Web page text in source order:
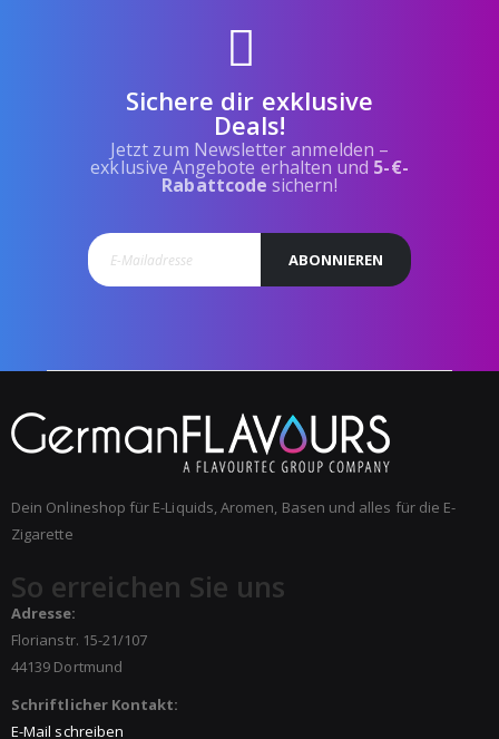
Sichere dir exklusive
Deals!
Jetzt zum Newsletter anmelden –
exklusive Angebote erhalten und 5-€-
Rabattcode sichern!
ABONNIEREN
Dein Onlineshop für E-Liquids, Aromen, Basen und alles für die E-
Zigarette
So erreichen Sie uns
Adresse:
Florianstr. 15-21/107
44139 Dortmund
Schriftlicher Kontakt:
E-Mail schreiben